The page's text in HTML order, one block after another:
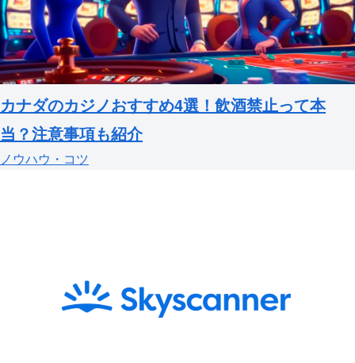
カナダのカジノおすすめ4選！飲酒禁止って本
当？注意事項も紹介
ノウハウ・コツ